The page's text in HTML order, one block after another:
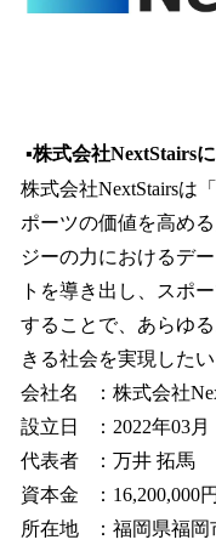
▪️株式会社NextStairs
株式会社NextStairsは
ポーツの価値を高め
ジーの力におけるデ
トを導き出し、スポ
することで、あらゆ
きる社会を実現した
会社名 ：株式会社
設立日 ：2022年03月
代表者 ：万井 拓馬
資本金 ：16,200,000
所在地 ：福岡県福岡